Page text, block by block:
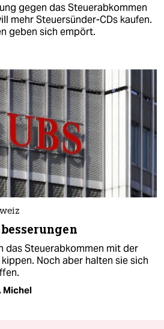
gegen das Steuerabkommen
mehr Steuersünder-CDs kaufen.
geben sich empört.
das Steuerabkommen mit der
Noch aber halten sie sich
Michel